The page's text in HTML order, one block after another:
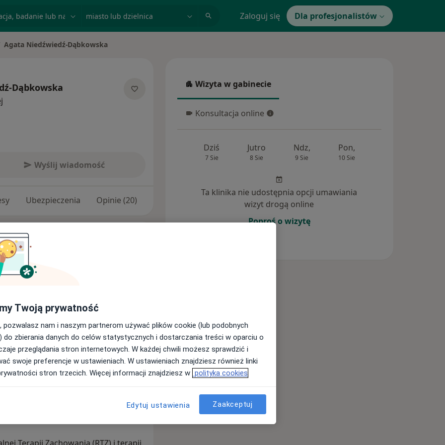
Zaloguj się Dla profesjonalistów
miasto
Agata Niedźwiedź-Dąbkowska
Dąbkowska
Wyślij wiadomość
Ubezpieczenia Opinie (20)
Psychoterapii i współpracuje z
również psychologiem,
behawioralnym w trakcie szkolenia
Udzielam wsparcia i
psychologiczne, realizując
na Uniwersytecie SWPS
potwierdzonych metodach,
myśli, emocji i
funkcjonowanie. Priorytetem
poczucia bezpieczeństwa w
trwałej relacji
Centrum Chorób Serca w
recepcjonistka w Instytucie
jako terapeutka i koordynatorka
Wizyta w gabinecie
Wizyta w gabinecie
Konsultacja online
Konsultacja online
Dziś
7 Sie
Jutro
8 Sie
Ndz,
9 Sie
Pon,
10 Sie
Ta klinika nie udostępnia opcji umawiania
wizyt drogą online
Poproś o wizytę
Twoją prywatność
pozwalasz nam i naszym partnerom używać plików cookie (lub podobnych
do zbierania danych do celów statystycznych i dostarczania treści w oparciu o
przeglądania stron internetowych. W każdej chwili możesz sprawdzić i
swoje preferencje w ustawieniach. W ustawieniach znajdziesz również linki
stron trzecich. Więcej informacji znajdziesz w polityka cookies
Edytuj ustawienia Zaakceptuj